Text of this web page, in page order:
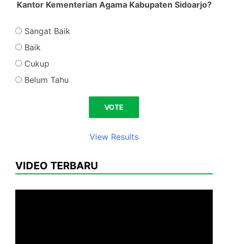
Kantor Kementerian Agama Kabupaten Sidoarjo?
Sangat Baik
Baik
Cukup
Belum Tahu
View Results
VIDEO TERBARU